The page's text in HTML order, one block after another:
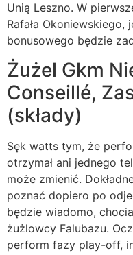
Unią Leszno. W
Rafała Okoniewskiego,
bonusowego będzie
Żużel Gkm
Conseillé,
(składy)
Sęk watts tym, że
otrzymał ani jednego
może zmienić.
poznać dopiero po
będzie wiadomo,
żużlowcy Falubazu.
perform fazy play-off,